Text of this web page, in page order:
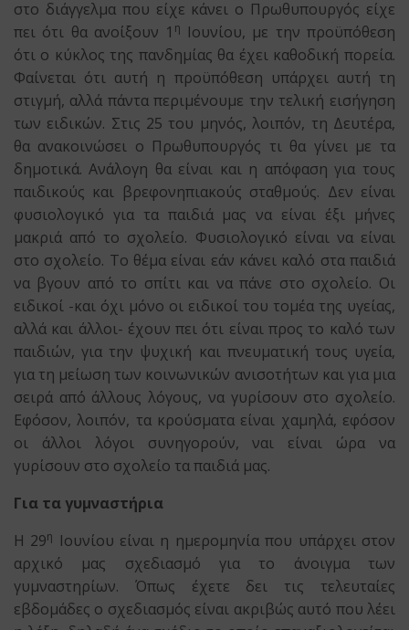
στο διάγγελμα που είχε κάνει ο Πρωθυπουργός είχε
πει ότι θα ανοίξουν 1 η Ιουνίου, με την προϋπόθεση
ότι ο κύκλος της πανδημίας θα έχει καθοδική πορεία.
Φαίνεται ότι αυτή η προϋπόθεση υπάρχει αυτή τη
στιγμή, αλλά πάντα περιμένουμε την τελική εισήγηση
των ειδικών. Στις 25 του μηνός, λοιπόν, τη Δευτέρα,
θα ανακοινώσει ο Πρωθυπουργός τι θα γίνει με τα
δημοτικά. Ανάλογη θα είναι και η απόφαση για τους
παιδικούς και βρεφονηπιακούς σταθμούς. Δεν είναι
φυσιολογικό για τα παιδιά μας να είναι έξι μήνες
μακριά από το σχολείο. Φυσιολογικό είναι να είναι
στο σχολείο. Το θέμα είναι εάν κάνει καλό στα παιδιά
να βγουν από το σπίτι και να πάνε στο σχολείο. Οι
ειδικοί -και όχι μόνο οι ειδικοί του τομέα της υγείας,
αλλά και άλλοι- έχουν πει ότι είναι προς το καλό των
παιδιών, για την ψυχική και πνευματική τους υγεία,
για τη μείωση των κοινωνικών ανισοτήτων και για μια
σειρά από άλλους λόγους, να γυρίσουν στο σχολείο.
Εφόσον, λοιπόν, τα κρούσματα είναι χαμηλά, εφόσον
οι άλλοι λόγοι συνηγορούν, ναι είναι ώρα να
γυρίσουν στο σχολείο τα παιδιά μας.
Για τα γυμναστήρια
Η 29η Ιουνίου είναι η ημερομηνία που υπάρχει στον
αρχικό μας σχεδιασμό για το άνοιγμα των
γυμναστηρίων. Όπως έχετε δει τις τελευταίες
εβδομάδες ο σχεδιασμός είναι ακριβώς αυτό που λέει